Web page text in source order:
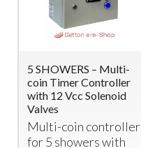
5 SHOWERS – Multi-
coin Timer Controller
with 12 Vcc Solenoid
Valves
Multi-coin controller
for 5 showers with